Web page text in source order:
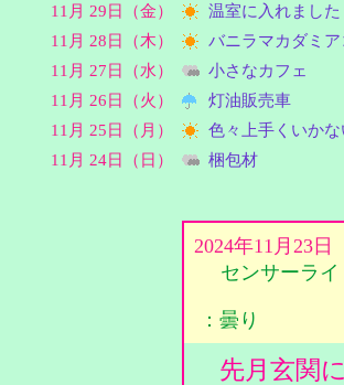
11月 29日（金）
温室に入れました
11月 28日（木）
バニラマカダミ
11月 27日（水）
小さなカフェ
11月 26日（火）
灯油販売車
11月 25日（月）
色々上手くいかな
11月 24日（日）
梱包材
2024年11月23日
センサーライ
：曇り
先月玄関